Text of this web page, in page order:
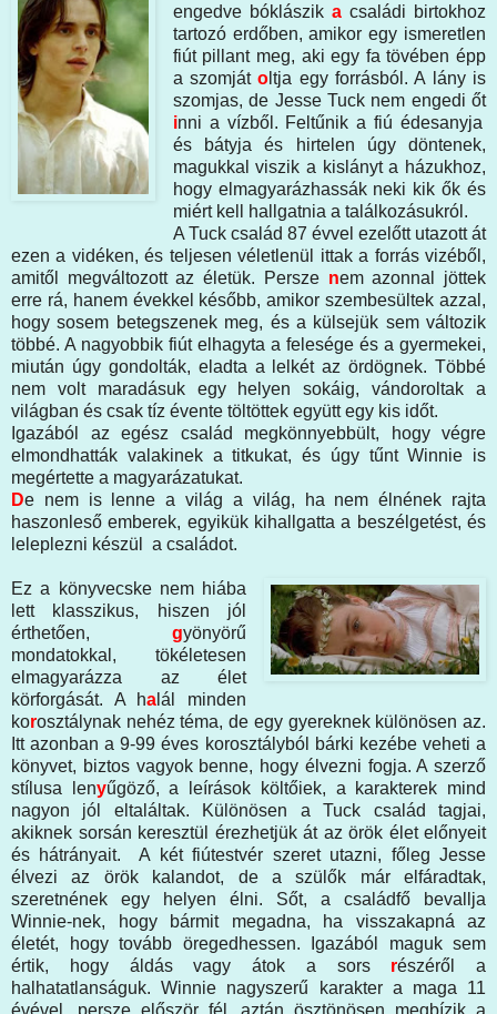
engedve bóklászik acsaládi birtokhoz
tartozó erdőben, amikor egy ismeretlen
fiút pillant meg, aki egy fa tövében épp
a szomjáto ltja egy forrásból. A lány is
szomjas, de Jesse Tuck nem engedi őt
inni a vízből. Feltűnik a fiú édesanyja
és bátyja és hirtelen úgy döntenek,
magukkal viszik a kislányt a házukhoz,
hogy elmagyarázhassák neki kik ők és
miért kell hallgatnia a találkozásukról.
A Tuck család 87 évvel ezelőtt utazott át
ezen a vidéken, és teljesen véletlenül ittak a forrás vizéből,
amitől megváltozott az életük. Persze nem azonnal jöttek
erre rá, hanem évekkel később, amikor szembesültek azzal,
hogy sosem betegszenek meg, és a külsejük sem változik
többé. A nagyobbik fiút elhagyta a felesége és a gyermekei,
miután úgy gondolták, eladta a lelkét az ördögnek. Többé
nem volt maradásuk egy helyen sokáig, vándoroltak a
világban és csak tíz évente töltöttek együtt egy kis időt.
Igazából az egész család megkönnyebbült, hogy végre
elmondhatták valakinek a titkukat, és úgy tűnt Winnie is
megértette a magyarázatukat.
De nem is lenne a világ a világ, ha nem élnének rajta
haszonleső emberek, egyikük kihallgatta a beszélgetést, és
leleplezni készül a családot.
Ez a könyvecske nem hiába
lett klasszikus, hiszen jól
érthetően,gyönyörű
mondatokkal, tökéletesen
elmagyarázza az élet
körforgását. A ha lál minden
korosztálynak nehéz téma, de egy gyereknek különösen az.
Itt azonban a 9-99 éves korosztályból bárki kezébe veheti a
könyvet, biztos vagyok benne, hogy élvezni fogja. A szerző
stílusa lenyűgöző, a leírások költőiek, a karakterek mind
nagyon jól eltaláltak. Különösen a Tuck család tagjai,
akiknek sorsán keresztül érezhetjük át az örök élet előnyeit
és hátrányait. A két fiútestvér szeret utazni, főleg Jesse
élvezi az örök kalandot, de a szülők már elfáradtak,
szeretnének egy helyen élni. Sőt, a családfő bevallja
Winnie-nek, hogy bármit megadna, ha visszakapná az
életét, hogy tovább öregedhessen. Igazából maguk sem
értik, hogy áldás vagy átok a sors részéről a
halhatatlanságuk. Winnie nagyszerű karakter a maga 11
évével, persze először fél, aztán ösztönösen megbízik a